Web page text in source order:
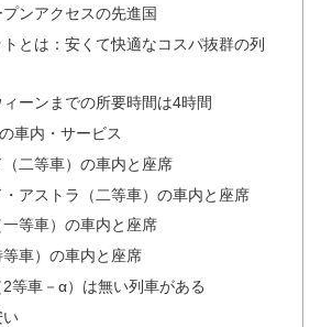
ンアクセスの先進国
とは：安くて快適なコスパ抜群の列
ーンまでの所要時間は4時間
車内・サービス
二等車）の車内と座席
・アストラ（二等車）の車内と座席
一等車）の車内と座席
車）の車内と座席
等車－α）は無い列車がある
い